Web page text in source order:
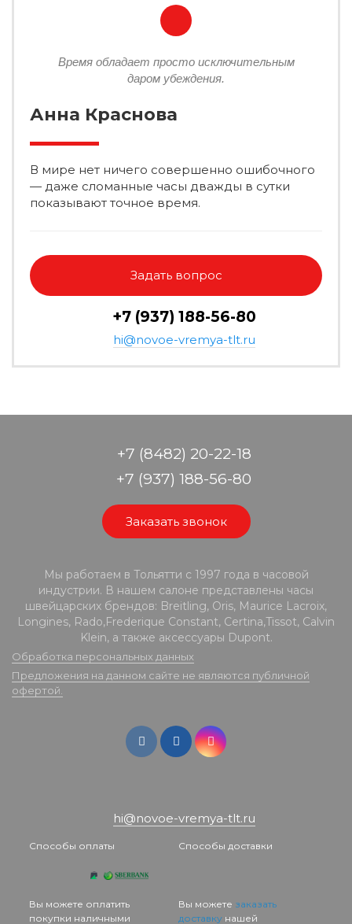
Время обладает просто исключительным
даром убеждения.
Анна Краснова
В мире нет ничего совершенно ошибочного
— даже сломанные часы дважды в сутки
показывают точное время.
Задать вопрос
+7 (937) 188-56-80
hi@novoe-vremya-tlt.ru
+7 (8482) 20-22-18
+7 (937) 188-56-80
Заказать звонок
Мы работаем в Тольятти с 1997 года в часовой
индустрии. В нашем салоне представлены часы
швейцарских брендов: Breitling, Oris, Maurice Lacroix,
Longines, Rado,Frederique Constant, Certina,Tissot, Calvin
Klein, а также аксессуары Dupont.
Обработка персональных данных
Предложения на данном сайте не являются публичной
офертой.
hi@novoe-vremya-tlt.ru
Способы оплаты
Вы можете оплатить
покупки наличными
Способы доставки
Вы можете заказать
доставкунашей